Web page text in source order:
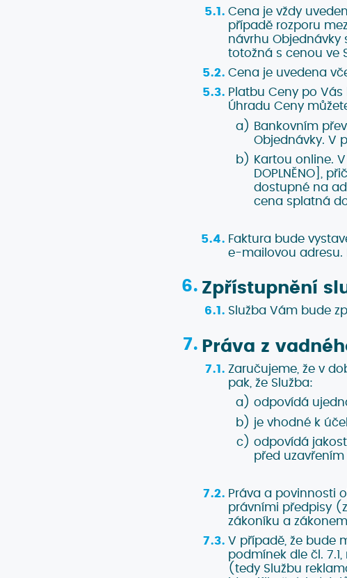
Cena je vždy
případě rozporu
návrhu Objednávky
totožná s cenou ve
Cena je uvedena
Platbu Ceny po
Úhradu Ceny
Bankovním
Objednávky. V
Kartou online.
DOPLNĚNO],
dostupné na
cena splatná
Faktura bude
e-mailovou adresu.
Zpřístupnění
Služba Vám bude
Práva z
Zaručujeme, že v
pak, že Služba:
odpovídá
je vhodné k
odpovídá
před
Práva a povinnosti
právními předpisy
zákoníku a
V případě, že bude
podmínek dle čl.
(tedy Službu